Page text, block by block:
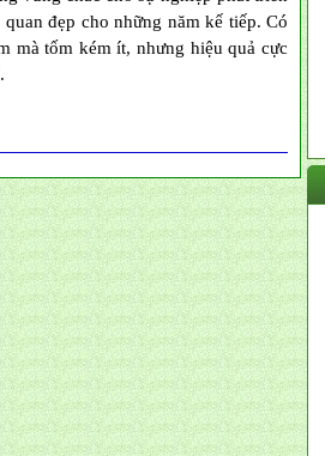
đẹp cho những năm kế tiếp. Có
mà tốm kém ít, nhưng hiệu quả cực